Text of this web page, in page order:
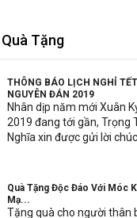
Tặng
THÔNG BÁO LỊCH NGHỈ TẾT
NGUYÊN ĐÁN 2019
Nhân dịp năm mới Xuân
2019 đang tới gần, Trọng
Nghĩa xin được gửi lời
Quà Tặng Độc Đáo Với Móc
Mạ...
Tặng quà cho người thân